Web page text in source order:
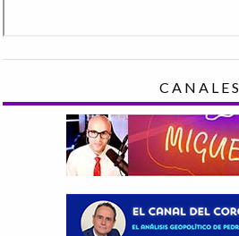
CANALES